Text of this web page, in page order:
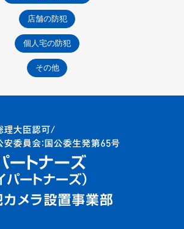
店舗の防犯
個人宅の防犯
その他